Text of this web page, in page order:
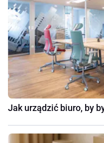
Jak urządzić biuro, by